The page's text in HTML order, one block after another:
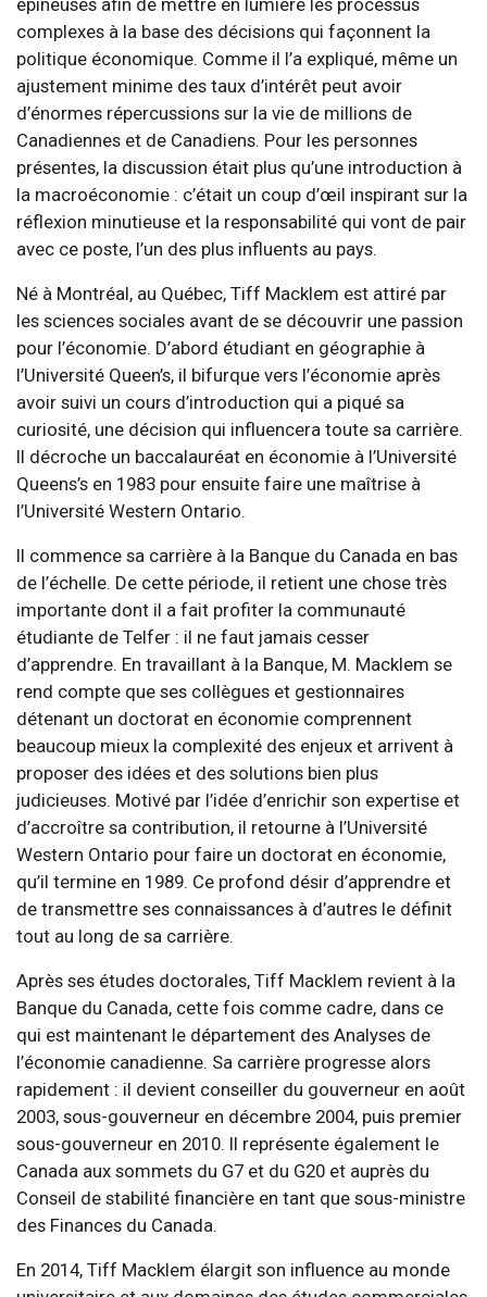
complexes à la base des décisions qui façonnent la
politique économique. Comme il l’a expliqué, même un
ajustement minime des taux d’intérêt peut avoir
d’énormes répercussions sur la vie de millions de
Canadiennes et de Canadiens. Pour les personnes
présentes, la discussion était plus qu’une introduction à
la macroéconomie : c’était un coup d’œil inspirant sur la
réflexion minutieuse et la responsabilité qui vont de pair
avec ce poste, l’un des plus influents au pays.
Né à Montréal, au Québec, Tiff Macklem est attiré par
les sciences sociales avant de se découvrir une passion
pour l’économie. D’abord étudiant en géographie à
l’Université Queen’s, il bifurque vers l’économie après
avoir suivi un cours d’introduction qui a piqué sa
curiosité, une décision qui influencera toute sa carrière.
Il décroche un baccalauréat en économie à l’Université
Queens’s en 1983 pour ensuite faire une maîtrise à
l’Université Western Ontario.
Il commence sa carrière à la Banque du Canada en bas
de l’échelle. De cette période, il retient une chose très
importante dont il a fait profiter la communauté
étudiante de Telfer : il ne faut jamais cesser
d’apprendre. En travaillant à la Banque, M. Macklem se
rend compte que ses collègues et gestionnaires
détenant un doctorat en économie comprennent
beaucoup mieux la complexité des enjeux et arrivent à
proposer des idées et des solutions bien plus
judicieuses. Motivé par l’idée d’enrichir son expertise et
d’accroître sa contribution, il retourne à l’Université
Western Ontario pour faire un doctorat en économie,
qu’il termine en 1989. Ce profond désir d’apprendre et
de transmettre ses connaissances à d’autres le définit
tout au long de sa carrière.
Après ses études doctorales, Tiff Macklem revient à la
Banque du Canada, cette fois comme cadre, dans ce
qui est maintenant le département des Analyses de
l’économie canadienne. Sa carrière progresse alors
rapidement : il devient conseiller du gouverneur en août
2003, sous-gouverneur en décembre 2004, puis premier
sous-gouverneur en 2010. Il représente également le
Canada aux sommets du G7 et du G20 et auprès du
Conseil de stabilité financière en tant que sous-ministre
des Finances du Canada.
En 2014, Tiff Macklem élargit son influence au monde